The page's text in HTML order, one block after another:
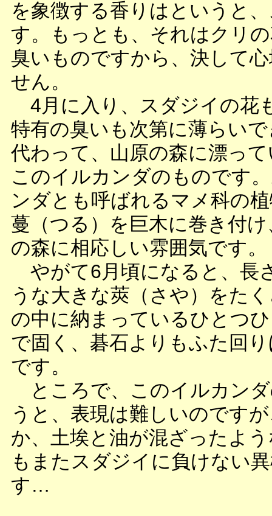
を象徴する香りはというと
す。もっとも、それはクリ
臭いものですから、決して
せん。
4月に入り、スダジイの花
特有の臭いも次第に薄らい
代わって、山原の森に漂っ
このイルカンダのものです
ンダとも呼ばれるマメ科の
蔓（つる）を巨木に巻き付
の森に相応しい雰囲気です。
やがて6月頃になると、長
うな大きな莢（さや）をた
の中に納まっているひとつ
で固く、碁石よりもふた回
です。
ところで、このイルカン
うと、表現は難しいのです
か、土埃と油が混ざったよ
もまたスダジイに負けない
す…